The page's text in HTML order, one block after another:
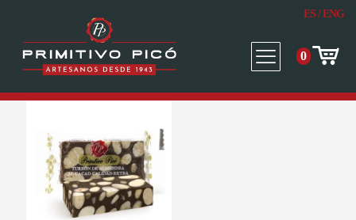
0
ES /ENG